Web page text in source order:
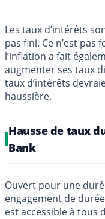
Les taux d’intérêts
pas fini. Ce n’est
l’inflation a fait
augmenter ses taux
taux d’intérêts
haussière.
Hausse de taux
Bank
Ouvert pour une
engagement de
est accessible à tous